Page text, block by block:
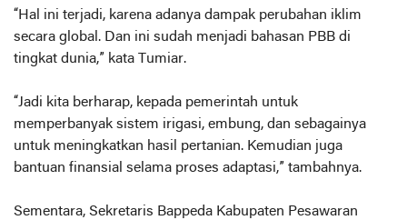
“Hal ini terjadi, karena adanya dampak perubahan iklim
secara global. Dan ini sudah menjadi bahasan PBB di
tingkat dunia,” kata Tumiar.
“Jadi kita berharap, kepada pemerintah untuk
memperbanyak sistem irigasi, embung, dan sebagainya
untuk meningkatkan hasil pertanian. Kemudian juga
bantuan finansial selama proses adaptasi,” tambahnya.
Sementara, Sekretaris Bappeda Kabupaten Pesawaran